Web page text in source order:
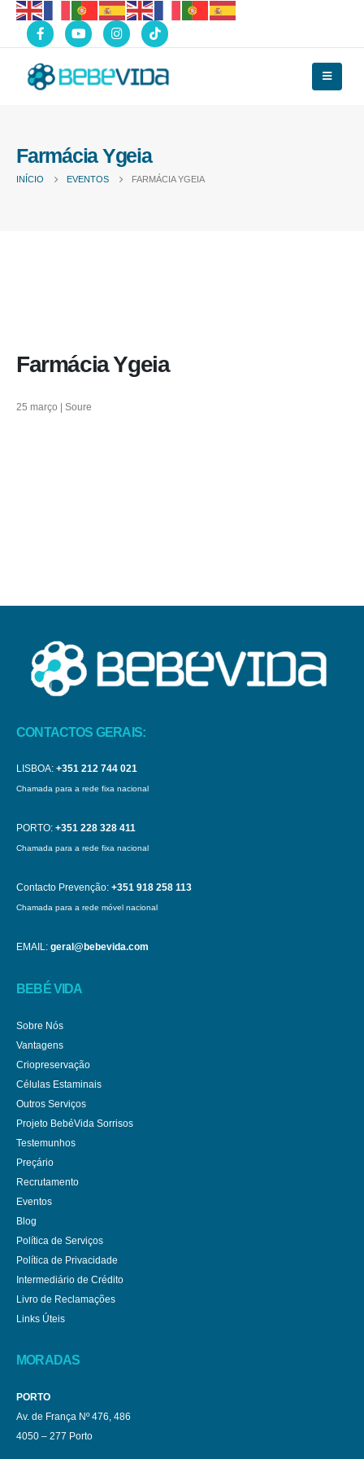
Farmácia Ygeia
INÍCIO EVENTOS FARMÁCIA YGEIA
Farmácia Ygeia
25 março | Soure
CONTACTOS GERAIS:
LISBOA: +351 212 744 021
Chamada para a rede fixa nacional
PORTO: +351 228 328 411
Chamada para a rede fixa nacional
Contacto Prevenção: +351 918 258 113
Chamada para a rede móvel nacional
EMAIL: geral@bebevida.com
BEBÉ VIDA
Sobre Nós
Vantagens
Criopreservação
Células Estaminais
Outros Serviços
Projeto BebéVida Sorrisos
Testemunhos
Preçário
Recrutamento
Eventos
Blog
Política de Serviços
Política de Privacidade
Intermediário de Crédito
Livro de Reclamações
Links Úteis
MORADAS
PORTO
Av. de França Nº 476, 486
4050 – 277 Porto